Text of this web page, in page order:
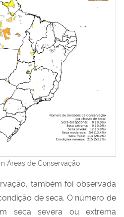
Áreas de Conservação
também foi observada
de seca. O número de
seca severa ou extrema